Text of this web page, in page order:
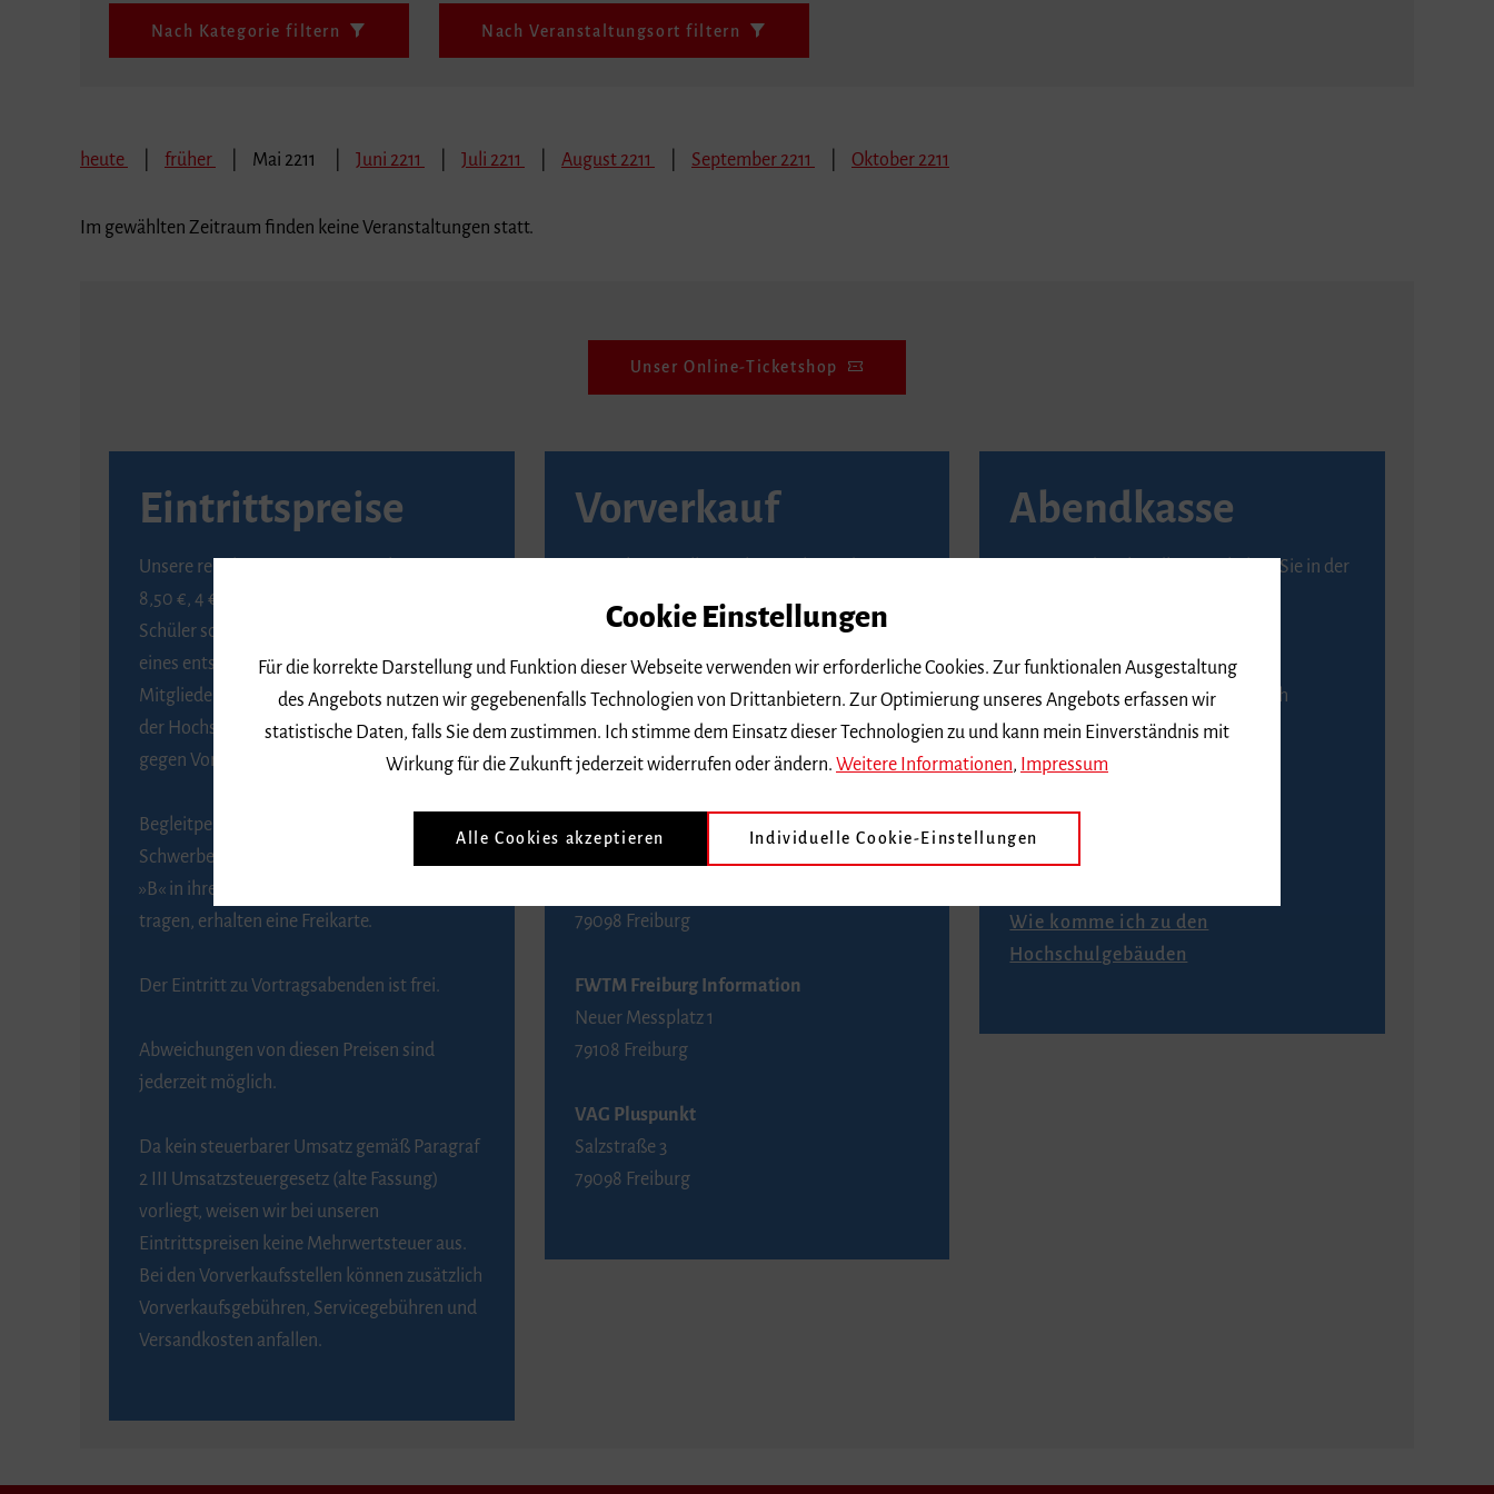
Nach Kategorie filtern Nach Veranstaltungsort filtern
heute früher Mai 2211 Juni 2211 Juli 2211 August 2211 September 2211 Oktober 2211
Im gewählten Zeitraum finden keine Veranstaltungen statt.
Unser Online-Ticketshop
Eintrittspreise
Unsere regulären Eintrittspreise betragen
8,50 €, 4 € ermäßigt für Schülerinnen und
Schüler sowie Studierende gegen Vorlage
eines entsprechenden Nachweises, 6 € für
Mitglieder der Gesellschaft zur Förderung
der Hochschule für Musik Freiburg e. V.
gegen Vorlage des Mitgliedsausweises.
Begleitpersonen von Menschen mit
Schwerbehinderung, die das Merkzeichen
»B« in ihrem Schwerbehindertenausweis
tragen, erhalten eine Freikarte.
Der Eintritt zu Vortragsabenden ist frei.
Abweichungen von diesen Preisen sind
jederzeit möglich.
Da kein steuerbarer Umsatz gemäß Paragraf
2 III Umsatzsteuergesetz (alte Fassung)
vorliegt, weisen wir bei unseren
Eintrittspreisen keine Mehrwertsteuer aus.
Bei den Vorverkaufsstellen können zusätzlich
Vorverkaufsgebühren, Servicegebühren und
Versandkosten anfallen.
Vorverkauf
Seite von Reservix.
BZ-Kartenservice Freiburg
Kaiser-Joseph-Straße 229
79098 Freiburg
Telefon 0761 4968888 (Reservierungen sind
79098 Freiburg
FWTM Freiburg Information
Neuer Messplatz 1
79108 Freiburg
VAG Pluspunkt
Salzstraße 3
79098 Freiburg
Abendkasse
Karten an der Abendkasse erhalten Sie in der
An der Abendkasse ist ausschließlich
Barzahlung möglich.
Anfahrt
Wie komme ich zu den
Hochschulgebäuden
Cookie Einstellungen
Für die korrekte Darstellung und Funktion dieser Webseite verwenden wir erforderliche Cookies. Zur funktionalen Ausgestaltung
des Angebots nutzen wir gegebenenfalls Technologien von Drittanbietern. Zur Optimierung unseres Angebots erfassen wir
statistische Daten, falls Sie dem zustimmen. Ich stimme dem Einsatz dieser Technologien zu und kann mein Einverständnis mit
Wirkung für die Zukunft jederzeit widerrufen oder ändern. Weitere Informationen, Impressum
Alle Cookies akzeptieren Individuelle Cookie-Einstellungen